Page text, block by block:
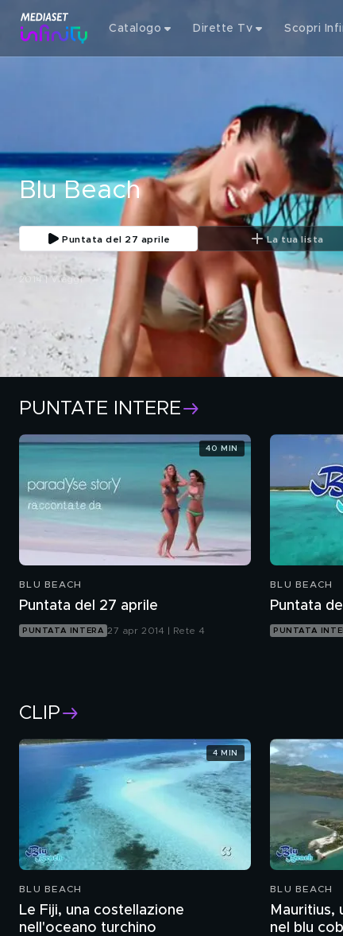
Catalogo Dirette Tv Scopri
Blu Beach
Puntata del 27 aprile La tua lista
2014 | Viaggi
PUNTATE INTERE
BLU BEACH
Puntata del 27 aprile
PUNTATA INTERA 27 apr 2014 | Rete 4
40 MIN
BLU BEACH
Puntata
PUNTATA
CLIP
BLU BEACH
Le Fiji, una costellazione
nell'oceano turchino
4 MIN
BLU BEACH
Mauritius,
nel blu